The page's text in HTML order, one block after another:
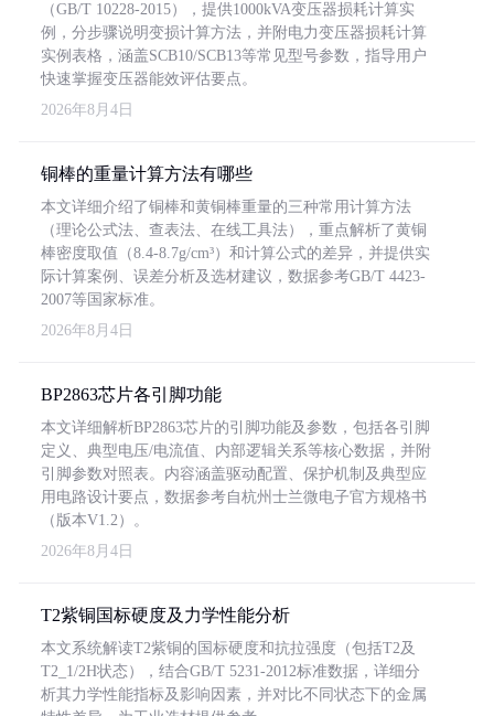
（GB/T 10228-2015），提供1000kVA变压器损耗计算实
例，分步骤说明变损计算方法，并附电力变压器损耗计算
实例表格，涵盖SCB10/SCB13等常见型号参数，指导用户
快速掌握变压器能效评估要点。
2026年8月4日
铜棒的重量计算方法有哪些
本文详细介绍了铜棒和黄铜棒重量的三种常用计算方法
（理论公式法、查表法、在线工具法），重点解析了黄铜
棒密度取值（8.4-8.7g/cm³）和计算公式的差异，并提供实
际计算案例、误差分析及选材建议，数据参考GB/T 4423-
2007等国家标准。
2026年8月4日
BP2863芯片各引脚功能
本文详细解析BP2863芯片的引脚功能及参数，包括各引脚
定义、典型电压/电流值、内部逻辑关系等核心数据，并附
引脚参数对照表。内容涵盖驱动配置、保护机制及典型应
用电路设计要点，数据参考自杭州士兰微电子官方规格书
（版本V1.2）。
2026年8月4日
T2紫铜国标硬度及力学性能分析
本文系统解读T2紫铜的国标硬度和抗拉强度（包括T2及
T2_1/2H状态），结合GB/T 5231-2012标准数据，详细分
析其力学性能指标及影响因素，并对比不同状态下的金属